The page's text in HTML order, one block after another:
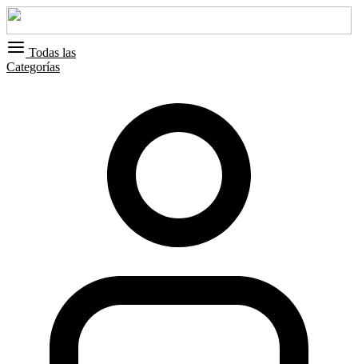
Todas las
Categorías